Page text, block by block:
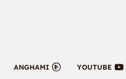
YOUTUBE
ANGHAMI